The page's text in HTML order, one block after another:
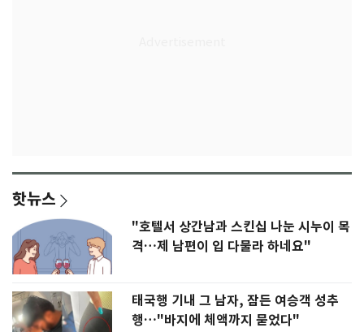
핫뉴스
"호텔서 상간남과 스킨십 나눈 시누이 목
격…제 남편이 입 다물라 하네요"
태국행 기내 그 남자, 잠든 여승객 성추
행…"바지에 체액까지 묻었다"